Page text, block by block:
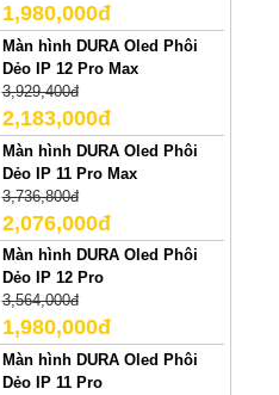
1,980,000đ
Màn hình DURA Oled Phôi
Dẻo IP 12 Pro Max
3,929,400đ
2,183,000đ
Màn hình DURA Oled Phôi
Dẻo IP 11 Pro Max
3,736,800đ
2,076,000đ
Màn hình DURA Oled Phôi
Dẻo IP 12 Pro
3,564,000đ
1,980,000đ
Màn hình DURA Oled Phôi
Dẻo IP 11 Pro